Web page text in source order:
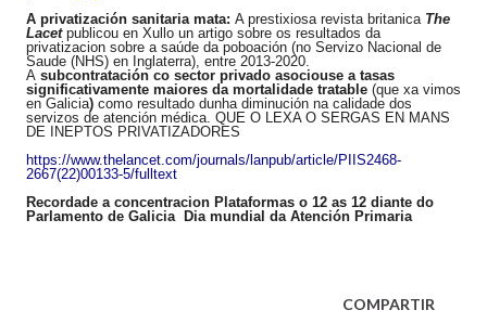
A privatización sanitaria mata: A prestixiosa revista britanica The
Lacet publicou en Xullo un artigo sobre os resultados da
privatizacion sobre a saúde da poboación (no Servizo Nacional de
Saude (NHS) en Inglaterra), entre 2013-2020.
A subcontratación co sector privado asociouse a tasas
significativamente maiores da mortalidade tratable (que xa vimos
en Galicia) como resultado dunha diminución na calidade dos
servizos de atención médica. QUE O LEXA O SERGAS EN MANS
DE INEPTOS PRIVATIZADORES
https://www.thelancet.com/journals/lanpub/article/PIIS2468-
2667(22)00133-5/fulltext
Recordade a concentracion Plataformas o 12 as 12 diante do
Parlamento de Galicia Dia mundial da Atención Primaria
COMPARTIR